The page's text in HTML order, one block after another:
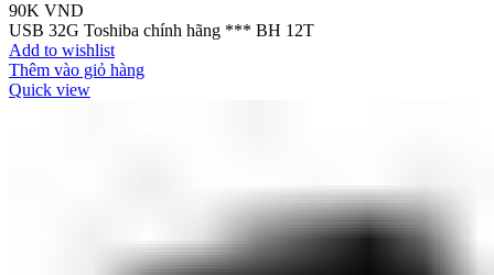
90K VND
USB 32G Toshiba chính hãng *** BH 12T
Add to wishlist
Thêm vào giỏ hàng
Quick view